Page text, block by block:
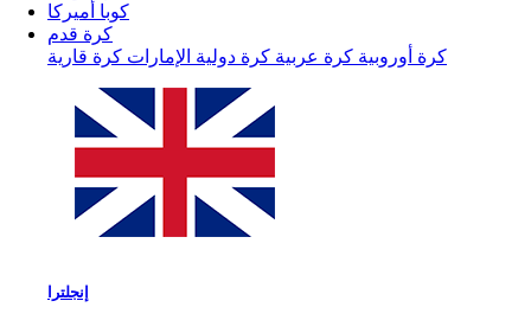
كوبا أميركا
كرة قدم
كرة أوروبية كرة عربية كرة دولية الإمارات كرة قارية
إنجلترا